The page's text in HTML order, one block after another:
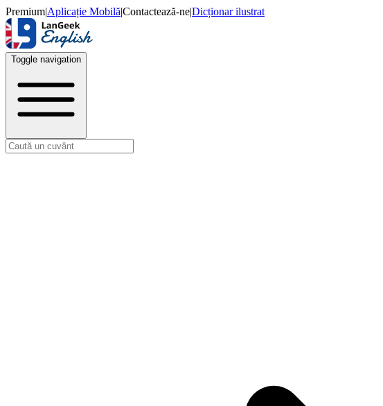
Premium|Aplicație Mobilă|Contactează-ne|Dicționar ilustrat
Toggle navigation